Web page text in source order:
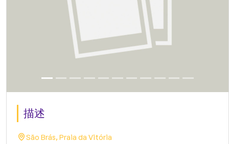
描述
São Brás, Praia da Vitória